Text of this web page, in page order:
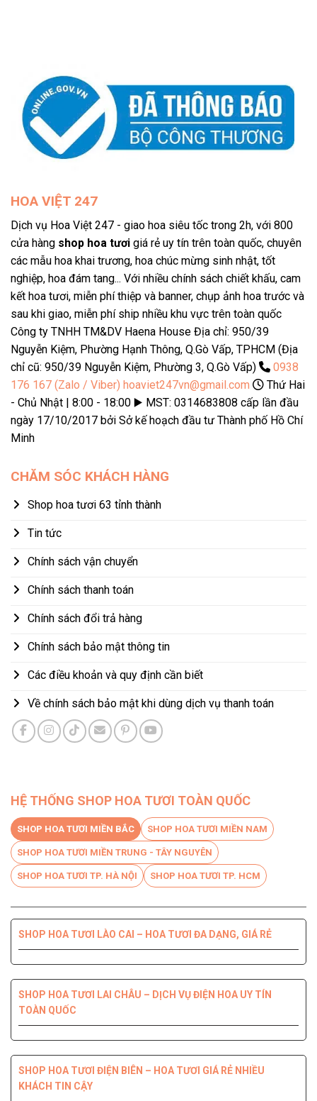
HOA VIỆT 247
Dịch vụ Hoa Việt 247 - giao hoa siêu tốc trong 2h, với 800
cửa hàng shop hoa tươi giá rẻ uy tín trên toàn quốc, chuyên
các mẫu hoa khai trương, hoa chúc mừng sinh nhật, tốt
nghiệp, hoa đám tang... Với nhiều chính sách chiết khấu, cam
kết hoa tươi, miễn phí thiệp và banner, chụp ảnh hoa trước và
sau khi giao, miễn phí ship nhiều khu vực trên toàn quốc
Công ty TNHH TM&DV Haena House Địa chỉ: 950/39
Nguyễn Kiệm, Phường Hạnh Thông, Q.Gò Vấp, TPHCM (Địa
chỉ cũ: 950/39 Nguyễn Kiệm, Phường 3, Q.Gò Vấp)
0938
176 167 (Zalo / Viber) hoaviet247vn@gmail.com
Thứ Hai
- Chủ Nhật | 8:00 - 18:00 ▶️ MST: 0314683808 cấp lần đầu
ngày 17/10/2017 bởi Sở kế hoạch đầu tư Thành phố Hồ Chí
Minh
CHĂM SÓC KHÁCH HÀNG
Shop hoa tươi 63 tỉnh thành
Tin tức
Chính sách vận chuyển
Chính sách thanh toán
Chính sách đổi trả hàng
Chính sách bảo mật thông tin
Các điều khoản và quy định cần biết
Về chính sách bảo mật khi dùng dịch vụ thanh toán
HỆ THỐNG SHOP HOA TƯƠI TOÀN QUỐC
SHOP HOA TƯƠI MIỀN BẮC SHOP HOA TƯƠI MIỀN NAM
SHOP HOA TƯƠI MIỀN TRUNG - TÂY NGUYÊN
SHOP HOA TƯƠI TP. HÀ NỘI SHOP HOA TƯƠI TP. HCM
SHOP HOA TƯƠI LÀO CAI – HOA TƯƠI ĐA DẠNG, GIÁ RẺ
SHOP HOA TƯƠI LAI CHÂU – DỊCH VỤ ĐIỆN HOA UY TÍN
TOÀN QUỐC
SHOP HOA TƯƠI ĐIỆN BIÊN – HOA TƯƠI GIÁ RẺ NHIỀU
KHÁCH TIN CẬY
LƯỢNG HÀNG ĐẦU
NHANH CHÓNG
ĐẦU
UY TÍN CHẤT LƯỢNG
SHOP HOA TƯƠI QUẬN 6 – GIÁ TỐT GIAO HOA TẬN NHÀ